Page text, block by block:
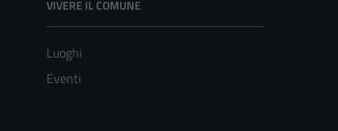
VIVERE IL COMUNE
Luoghi
Eventi